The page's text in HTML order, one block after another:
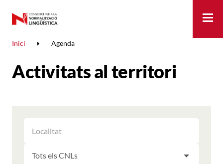
Inici Agenda
Activitats al territori
ELS
RESULTATS
LES
PER
LES